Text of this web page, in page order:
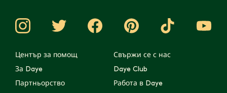
Център за помощ
Свържи се с нас
За Daye
Daye Club
Партньорство
Работа в Daye